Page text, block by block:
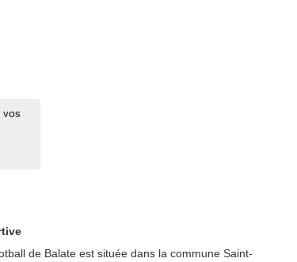
vos
de Balate est située dans la commune Saint-